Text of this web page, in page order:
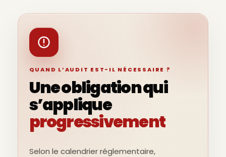
QUAND L’AUDIT EST-IL NÉCESSAIRE ?
Une obligation qui
s’applique
progressivement
Selon le calendrier réglementaire,